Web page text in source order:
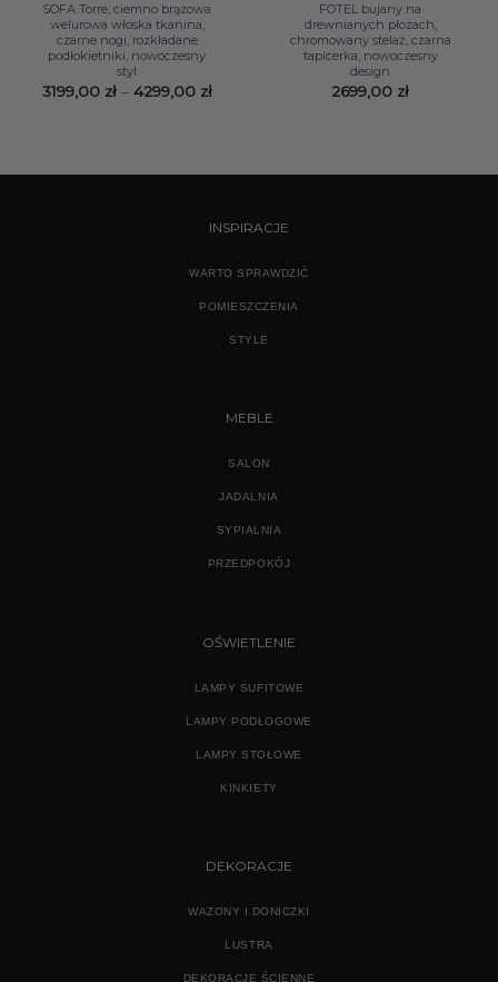
SOFA Torre, ciemno brązowa
welurowa włoska tkanina,
czarne nogi, rozkładane
podłokietniki, nowoczesny
styl
3199,00 zł – 4299,00 złZakres
FOTEL bujany na
drewnianych płozach,
chromowany stelaż, czarna
tapicerka, nowoczesny
design
2699,00 zł
INSPIRACJE
WARTO SPRAWDZIĆ
POMIESZCZENIA
STYLE
MEBLE
SALON
JADALNIA
SYPIALNIA
PRZEDPOKÓJ
OŚWIETLENIE
LAMPY SUFITOWE
LAMPY PODŁOGOWE
LAMPY STOŁOWE
KINKIETY
DEKORACJE
WAZONY I DONICZKI
LUSTRA
DEKORACJE ŚCIENNE